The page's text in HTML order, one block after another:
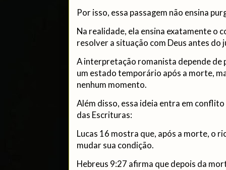
Por isso, essa passagem não ensina
Na realidade, ela ensina exatamente o
resolver a situação com Deus antes do
A interpretação romanista depende de
um estado temporário após a morte,
nenhum momento.
Além disso, essa ideia entra em
das Escrituras:
Lucas 16 mostra que, após a morte, o
mudar sua condição.
Hebreus 9:27 afirma que depois da